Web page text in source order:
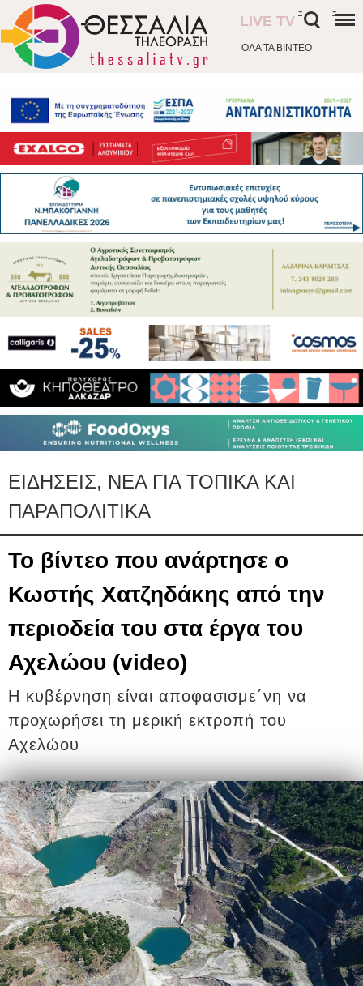
ΟΛΑ ΤΑ ΒΙΝΤΕΟ
LIVE TV
- -
ΕΙΔΗΣΕΙΣ, ΝΕΑ ΓΙΑ ΤΟΠΙΚΑ ΚΑΙ
ΠΑΡΑΠΟΛΙΤΙΚΑ
Το βίντεο που ανάρτησε ο
Κωστής Χατζηδάκης από την
περιοδεία του στα έργα του
Αχελώου (video)
Η κυβέρνηση είναι αποφασισμε΄νη να
προχωρήσει τη μερική εκτροπή του
Αχελώου